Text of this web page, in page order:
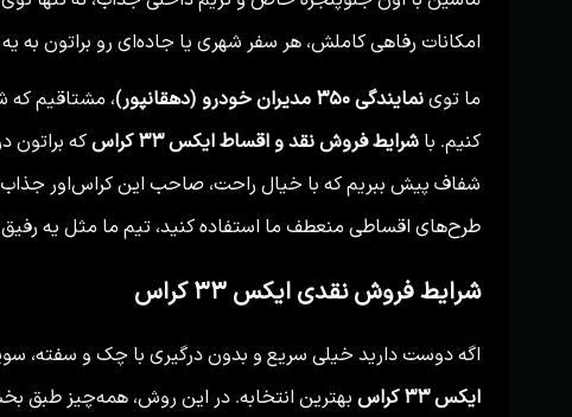
امکانات رفاهی کاملش، هر سفر شهری یا جاده‌ای رو براتون به
ما توی نمایندگی ۳۵۰ مدیران خودرو (دهقانپور)
، مشتاقیم که
کنیم. با شرایط فروش نقد و اقساط ایکس ۳۳ کراس
که براتون
شفاف پیش ببریم که با خیال راحت، صاحب این کراس‌اور جذاب
طرح‌های اقساطی منعطف ما استفاده کنید، تیم ما مثل یه رفیق
شرایط فروش نقدی ایکس ۳۳ کراس
اگه دوست دارید خیلی سریع و بدون درگیری با چک و سفته،
ایکس ۳۳ کراس
بهترین انتخابه. در این روش، همه‌چیز طبق